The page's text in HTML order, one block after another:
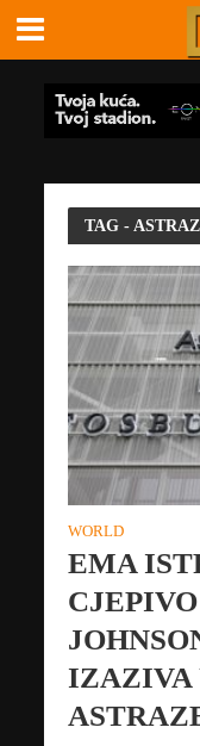
TAG -
WORLD
EMA
CJEPIVO
IZAZIVA